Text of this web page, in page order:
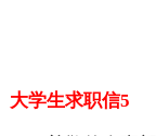
大学生求职信5